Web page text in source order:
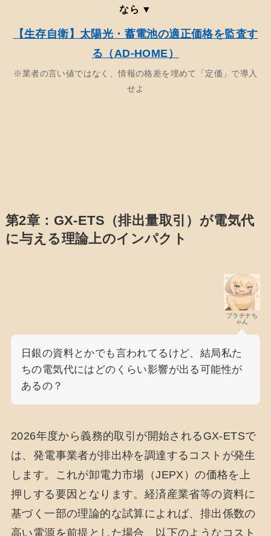
なら ▼
【生存自衛】太陽光・蓄電池の適正価格を監査す
る（AD-HOME）
※業者の言い値ではなく、情報の格差を埋めて「定価」で導入
せよ
第2章：GX-ETS（排出量取引）が電気代
に与える理論上のインパクト
プラチナち
ゃん
日銀の資料とかでも言われてるけど、結局私た
ちの電気代にはどのくらい影響が出る可能性が
あるの？
2026年度から義務的取引が開始されるGX-ETSで
は、発電事業者が排出枠を調達するコストが発生
します。これが卸電力市場（JEPX）の価格を上
押しする要因となります。経済産業省等の資料に
基づく一部の理論的な試算によれば、排出係数の
高い電源を前提とした場合、以下のようなコスト